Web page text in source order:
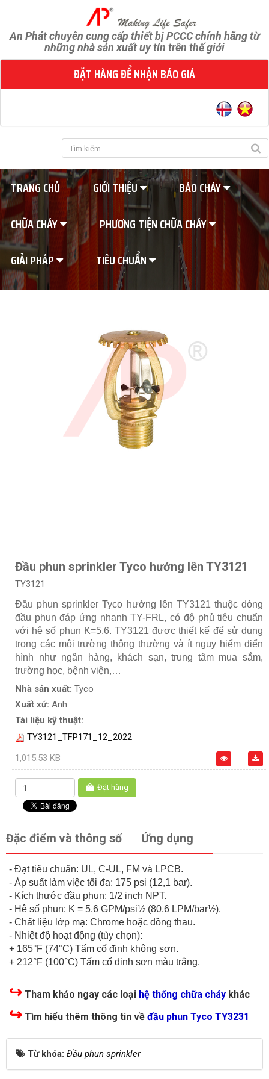
An Phát chuyên cung cấp thiết bị PCCC chính hãng từ
những nhà sản xuất uy tín trên thế giới
ĐẶT HÀNG ĐỂ NHẬN BÁO GIÁ
TRANG CHỦ GIỚI THIỆU
BÁO CHÁY
CHỮA CHÁY
PHƯƠNG TIỆN CHỮA CHÁY
GIẢI PHÁP
TIÊU CHUẨN
Đầu phun sprinkler Tyco hướng lên TY3121
TY3121
Đầu phun sprinkler Tyco hướng lên TY3121 thuộc dòng
đầu phun đáp ứng nhanh TY-FRL, có độ phủ tiêu chuẩn
với hệ số phun K=5.6. TY3121 được thiết kế để sử dụng
trong các môi trường thông thường và ít nguy hiểm điển
hình như ngân hàng, khách sạn, trung tâm mua sắm,
trường học, bệnh viện,…
Nhà sản xuất: Tyco
Xuất xứ: Anh
Tài liệu kỹ thuật:
TY3121_TFP171_12_2022
1,015.53 KB
Đặt hàng
Đặc điểm và thông số Ứng dụng
- Đạt tiêu chuẩn: UL, C-UL, FM và LPCB.
- Áp suất làm việc tối đa: 175 psi (12,1 bar).
- Kích thước đầu phun: 1/2 inch NPT.
- Hệ số phun: K = 5.6 GPM/psi½ (80,6 LPM/bar½).
- Chất liệu lớp mạ: Chrome hoặc đồng thau.
- Nhiệt độ hoạt động (tùy chọn):
+ 165°F (74°C) Tấm cố định không sơn.
+ 212°F (100°C) Tấm cố định sơn màu trắng.
↪ Tham khảo ngay các loại hệ thống chữa cháy khác
↪ Tìm hiểu thêm thông tin về đầu phun Tyco TY3231
Từ khóa: Đầu phun sprinkler